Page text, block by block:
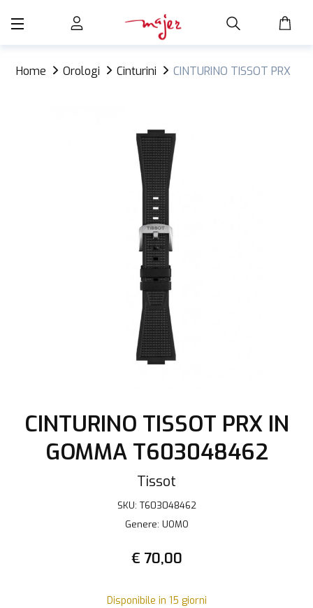
Home Orologi Cinturini
CINTURINO TISSOT PRX
CINTURINO TISSOT PRX IN
GOMMA T603048462
Tissot
SKU: T603048462
Genere: UOMO
€ 70,00
Disponibile in 15 giorni